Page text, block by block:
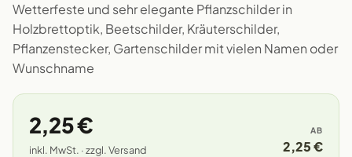
Wetterfeste und sehr elegante Pflanzschilder in
Holzbrettoptik, Beetschilder, Kräuterschilder,
Pflanzenstecker, Gartenschilder mit vielen Namen oder
Wunschname
2,25 €
inkl. MwSt. · zzgl. Versand
AB
2,25 €